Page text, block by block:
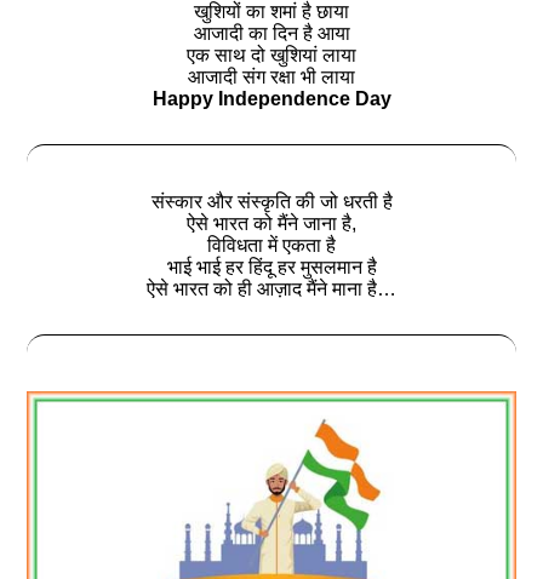
खुशियों का शमां है छाया
आजादी का दिन है आया
एक साथ दो खुशियां लाया
आजादी संग रक्षा भी लाया
Happy Independence Day
संस्कार और संस्कृति की जो धरती है
ऐसे भारत को मैंने जाना है,
विविधता में एकता है
भाई भाई हर हिंदू हर मुसलमान है
ऐसे भारत को ही आज़ाद मैंने माना है…